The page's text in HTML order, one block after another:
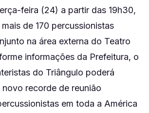
feira (24) a partir das 19h30,
de 170 percussionistas
na área externa do Teatro
informações da Prefeitura, o
do Triângulo poderá
novo recorde de reunião
em toda a América